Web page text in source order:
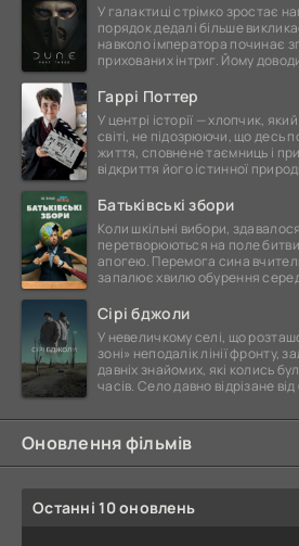
У галактиці стрімко зростає
порядок дедалі більше
навколо імператора починає
прихованих інтриг. Йому
Гаррі Поттер
У центрі історії — хлопчик,
світі, не підозрюючи, що десь
життя, сповнене таємниць і
відкриття його істинної
Батьківські збори
Коли шкільні вибори,
перетворюються на поле
апогею. Перемога сина
запалює хвилю обурення
Сірі бджоли
У невеличкому селі, що
зоні» неподалік лінії фронту,
давніх знайомих, які колись
часів. Село давно відрізане
Оновлення фільмів
Останні 10 оновлень